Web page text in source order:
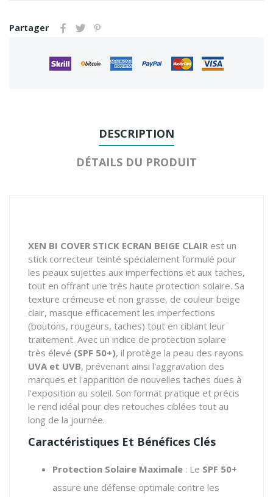
Partager
DESCRIPTION
DÉTAILS DU PRODUIT
XEN BI COVER STICK ECRAN BEIGE CLAIR est un
stick correcteur teinté spécialement formulé pour
les peaux sujettes aux imperfections et aux taches,
tout en offrant une très haute protection solaire. Sa
texture crémeuse et non grasse, de couleur beige
clair, masque efficacement les imperfections
(boutons, rougeurs, taches) tout en ciblant leur
traitement. Avec un indice de protection solaire
très élevé (SPF 50+), il protège la peau des rayons
UVA et UVB, prévenant ainsi l'aggravation des
marques et l'apparition de nouvelles taches dues à
l'exposition au soleil. Son format pratique et précis
le rend idéal pour des retouches ciblées tout au
long de la journée.
Caractéristiques Et Bénéfices Clés
Protection Solaire Maximale : Le SPF 50+
assure une défense optimale contre les